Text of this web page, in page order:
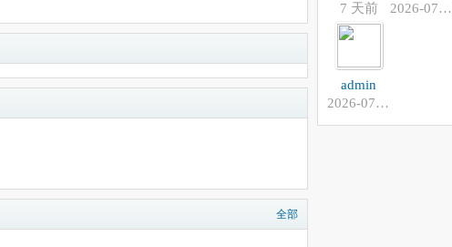
全部
7 天前
2026-07-25
admin
2026-07-13